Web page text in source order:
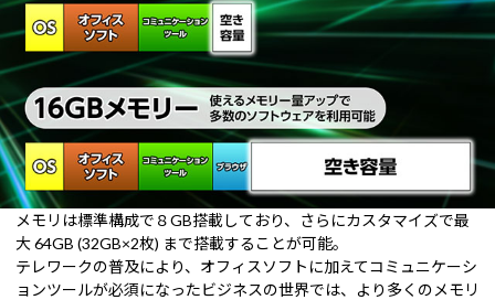
メモリは標準構成で８GB搭載しており、さらにカスタマイズで最
大 64GB (32GB×2枚) まで搭載することが可能。
テレワークの普及により、オフィスソフトに加えてコミュニケーシ
ョンツールが必須になったビジネスの世界では、より多くのメモリ